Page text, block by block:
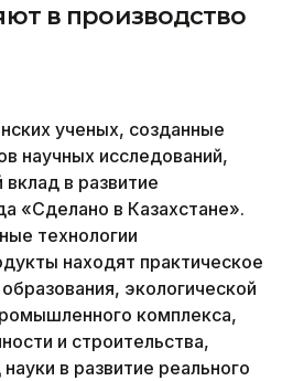
в производство
ученых, созданные
научных исследований,
вклад в развитие
«Сделано в Казахстане».
технологии
находят практическое
экологической
комплекса,
и строительства,
в развитие реального